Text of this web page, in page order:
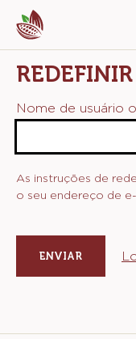
Skip
to
main
content
Nome de usuário
As instruções de
o seu endereço de